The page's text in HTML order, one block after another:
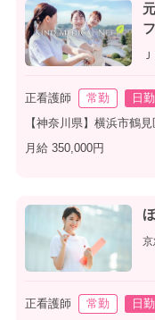
正看護師 常勤 日
【神奈川県】横浜市鶴見
月給 350,000円
正看護師 常勤 日